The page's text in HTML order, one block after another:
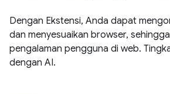
Dengan Ekstensi, Anda dapat
dan menyesuaikan browser,
pengalaman pengguna di web.
dengan AI.